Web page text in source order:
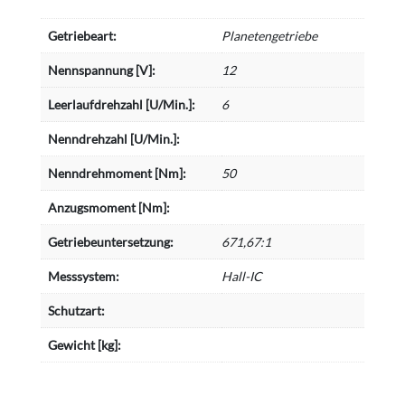
Getriebeart: Planetengetriebe
Nennspannung [V]: 12
Leerlaufdrehzahl [U/Min.]: 6
Nenndrehzahl [U/Min.]:
Nenndrehmoment [Nm]: 50
Anzugsmoment [Nm]:
Getriebeuntersetzung: 671,67:1
Messsystem: Hall-IC
Schutzart:
Gewicht [kg]: